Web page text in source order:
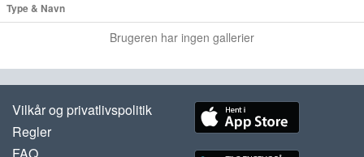
Type & Navn
Brugeren har ingen gallerier
Vilkår og privatlivspolitik
Regler
FAQ